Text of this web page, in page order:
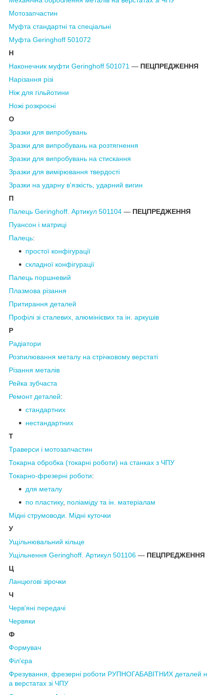
Мотозапчастин
Муфта стандартні та спеціальні
Муфта Geringhoff 501072
Н
Наконечник муфти Geringhoff 501071 ― ПЕЦПРЕДЖЕННЯ
Нарізання різі
Ніж для гільйотини
Ножі розкроєні
О
Зразки для випробувань
Зразки для випробувань на розтягнення
Зразки для випробувань на стискання
Зразки для вимірювання твердості
Зразки на ударну в'язкість, ударний вигин
П
Палець Geringhoff. Артикул 501104 ― ПЕЦПРЕДЖЕННЯ
Пуансон і матриці
Палець:
простої конфігурації
складної конфігурації
Палець поршневий
Плазмова різання
Притирання деталей
Профілі зі сталевих, алюмінієвих та ін. аркушів
Р
Радіатори
Розпилювання металу на стрічковому верстаті
Різання металів
Рейка зубчаста
Ремонт деталей:
стандартних
нестандартних
Т
Траверси і мотозапчастин
Токарна обробка (токарні роботи) на станках з ЧПУ
Токарно-фрезерні роботи:
для металу
по пластику, поліаміду та ін.
матеріалам
Мідні струмоводи. Мідні куточки
У
Ущільнювальний кільце
Ущільнення Geringhoff. Артикул 501106 ― ПЕЦПРЕДЖЕННЯ
Ц
Ланцюгові зірочки
Ч
Черв'яні передачі
Червяки
Ф
Формувач
Філ'єра
Фрезування, фрезерні роботи РУПНОГАБАВІТНИХ деталей н
а верстатах зі ЧПУ